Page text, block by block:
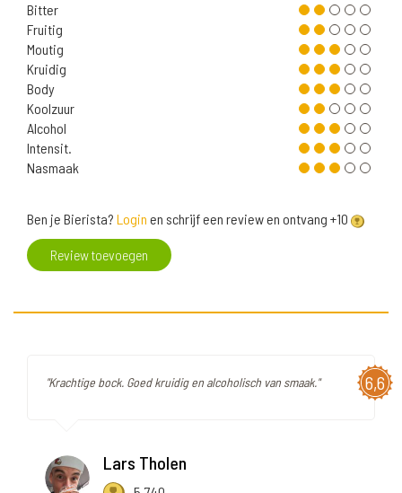
Bitter
Fruitig
Moutig
Kruidig
Body
Koolzuur
Alcohol
Intensit.
Nasmaak
Ben je Bierista? Login en schrijf een review en ontvang +10
Review toevoegen
6,6
"Krachtige bock. Goed kruidig en alcoholisch van smaak."
Lars Tholen